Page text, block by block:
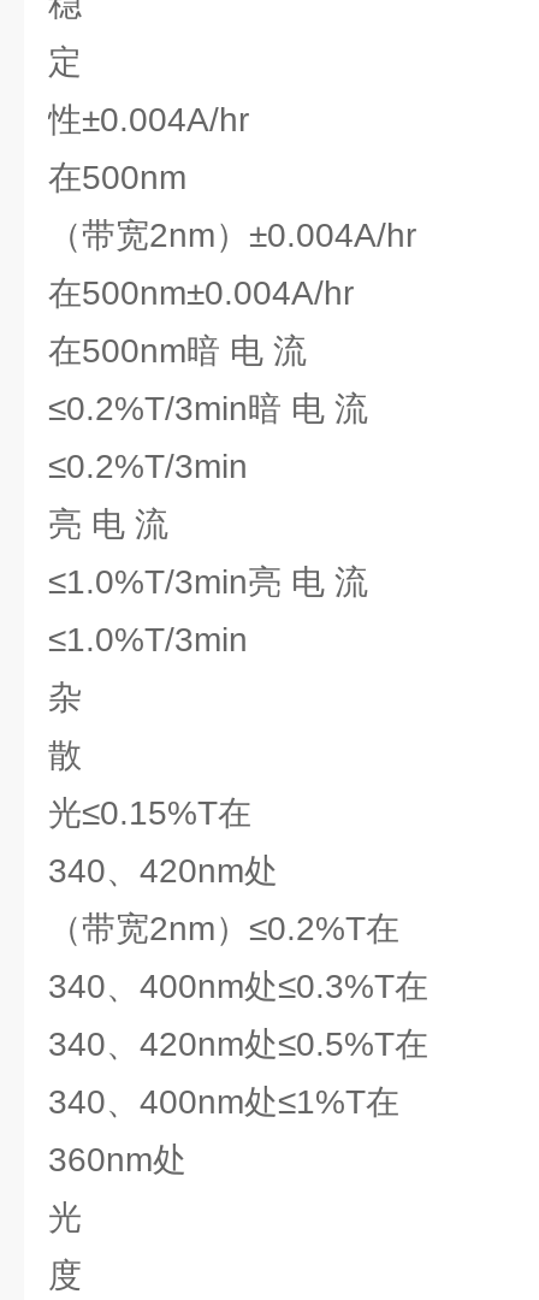
定
性±0.004A/hr
在500nm
（带宽2nm）±0.004A/hr
在500nm±0.004A/hr
在500nm暗 电 流
≤0.2%T/3min暗 电 流
≤0.2%T/3min
亮 电 流
≤1.0%T/3min亮 电 流
≤1.0%T/3min
杂
散
光≤0.15%T在
340、420nm处
（带宽2nm）≤0.2%T在
340、400nm处≤0.3%T在
340、420nm处≤0.5%T在
340、400nm处≤1%T在
360nm处
光
度